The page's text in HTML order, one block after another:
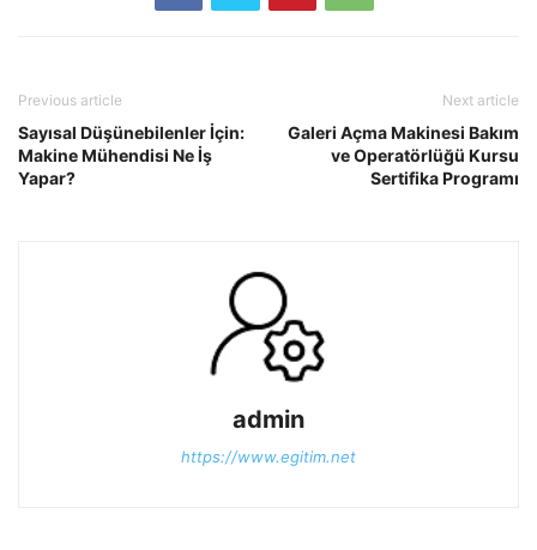
Previous article
Sayısal Düşünebilenler İçin:
Makine Mühendisi Ne İş
Yapar?
Next article
Galeri Açma Makinesi Bakım
ve Operatörlüğü Kursu
Sertifika Programı
admin
https://www.egitim.net